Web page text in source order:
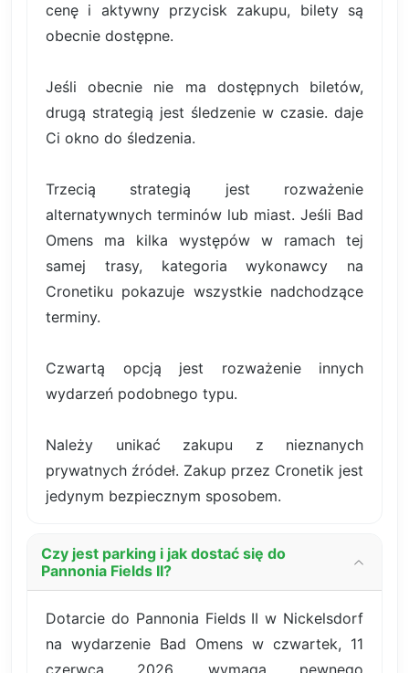
cenę i aktywny przycisk zakupu, bilety są
obecnie dostępne.
Jeśli obecnie nie ma dostępnych biletów,
drugą strategią jest śledzenie w czasie. daje
Ci okno do śledzenia.
Trzecią strategią jest rozważenie
alternatywnych terminów lub miast. Jeśli Bad
Omens ma kilka występów w ramach tej
samej trasy, kategoria wykonawcy na
Cronetiku pokazuje wszystkie nadchodzące
terminy.
Czwartą opcją jest rozważenie innych
wydarzeń podobnego typu.
Należy unikać zakupu z nieznanych
prywatnych źródeł. Zakup przez Cronetik jest
jedynym bezpiecznym sposobem.
Czy jest parking i jak dostać się do
Pannonia Fields II?
Dotarcie do Pannonia Fields II w Nickelsdorf
na wydarzenie Bad Omens w czwartek, 11